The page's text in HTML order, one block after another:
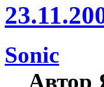
Sonic